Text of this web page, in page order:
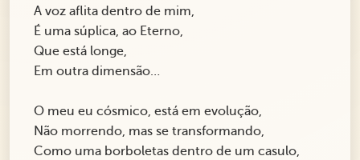
A voz aflita dentro de mim,
É uma súplica, ao Eterno,
Que está longe,
Em outra dimensão…
O meu eu cósmico, está em evolução,
Não morrendo, mas se transformando,
Como uma borboletas dentro de um casulo,